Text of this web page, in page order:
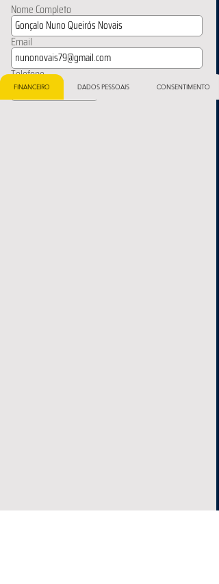
Nome Completo
Email
Telefone
FINANCEIRO DADOS PESSOAIS CONSENTIMENTO